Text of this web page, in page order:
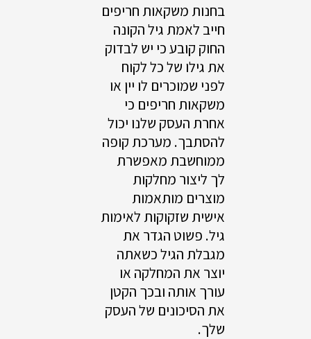
בחנות משקאות חריפים
חייב לאמת גיל הקונה
החוק קובע כי יש לבדוק
את גילו של כל לקוח
לפני שמוכרים לו יין או
משקאות חריפים כי
אחרת העסק שלנו יכול
להסתבך. מערכת קופה
ממוחשבת מאפשרת
לך ליצור מחלקות
מוצרים מותאמות
אישית שזקוקות לאימות
גיל. פשוט הגדר את
מגבלת הגיל כשאתה
יוצר את המחלקה או
עורך אותה ובכך הקטן
את הסיכונים של העסק
שלך.